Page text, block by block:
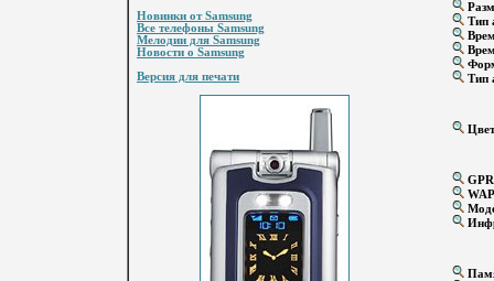
Новинки от Samsung
Все телефоны Samsung
Мелодии для Samsung
Новости о Samsung
Версия для печати
Тип
Тип
WAP